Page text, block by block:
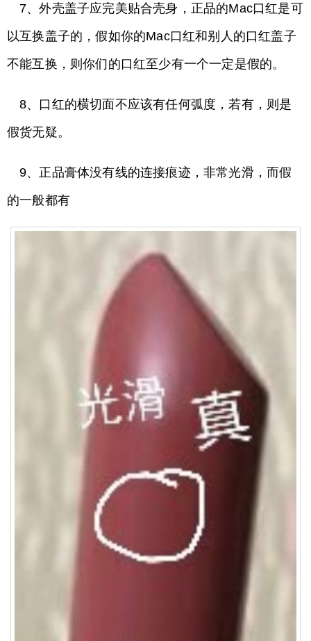
7、外壳盖子应完美贴合壳身，正品的Mac口红是可
以互换盖子的，假如你的Mac口红和别人的口红盖子
不能互换，则你们的口红至少有一个一定是假的。
8、口红的横切面不应该有任何弧度，若有，则是
假货无疑。
9、正品膏体没有线的连接痕迹，非常光滑，而假
的一般都有